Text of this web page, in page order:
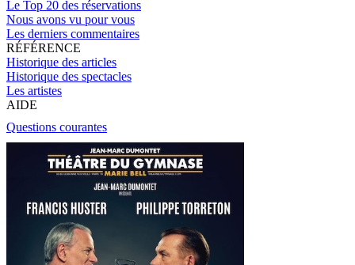
Le Top 20 des réservations
Nous avons vu pour vous
Les derniers commentaires
RÉFÉRENCE
Historique des articles
Historique des spectacles
Les artistes
AIDE
Questions courantes